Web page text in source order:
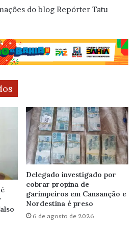
do blog Repórter Tatu
Delegado investigado por
cobrar propina de
garimpeiros em Cansanção e
Nordestina é preso
6 de agosto de 2026